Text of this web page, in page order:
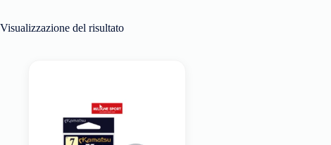
Visualizzazione del risultato